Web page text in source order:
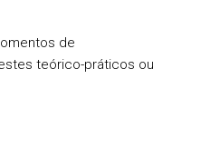
de
teórico-práticos ou